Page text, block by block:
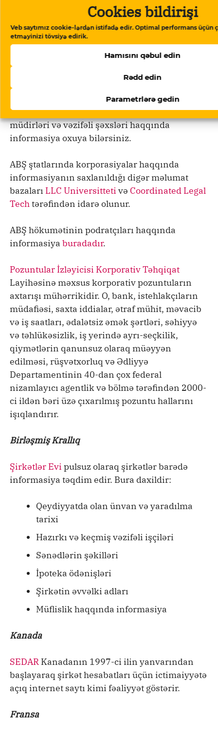
Cookies bildirişi
Veb saytımız cookie-lərdən istifadə edir. Optimal performans üçün
etməyinizi tövsiyə edirik.
Hamısını qəbul edin
Rədd edin
Parametrlərə gedin
Ştat Katiblərinin Milli Assosiasiyasısizə bütün
ABŞ ştat saytlarına giriş imkanı verir (ştatı
seçdikdən sonra səhifənin dibində kiçik
hərflərlə “online business services” tapın).
Burada siz Kaliforniyanınbizfile Onlinevə Nyu
Yorkun
Korporasiya və Biznes Müəssisələrinin
Məlumat Bazası
Bu ştat reyestrlərindən siz adətən şirkətin
yaradıldığı tarix, qeydiyyatda olan ünvanı,
müdirləri və vəzifəli şəxsləri haqqında
informasiya oxuya bilərsiniz.
ABŞ ştatlarında korporasiyalar haqqında
informasiyanın saxlanıldığı digər məlumat
bazaları LLC Universitteti və Coordinated Legal
Tech tərəfindən idarə olunur.
ABŞ hökumətinin podratçıları haqqında
informasiya buradadır.
Pozuntular İzləyicisi Korporativ Təhqiqat
Layihəsinə məxsus korporativ pozuntuların
axtarışı mühərrikidir. O, bank, istehlakçıların
müdafiəsi, saxta iddialar, ətraf mühit, məvacib
və iş saatları, ədalətsiz əmək şərtləri, səhiyyə
və təhlükəsizlik, iş yerində ayrı-seçkilik,
qiymətlərin qanunsuz olaraq müəyyən
edilməsi, rüşvətxorluq və Ədliyyə
Departamentinin 40-dan çox federal
nizamlayıcı agentlik və bölmə tərəfindən 2000-
ci ildən bəri üzə çıxarılmış pozuntu hallarını
işıqlandırır.
Birləşmiş Krallıq
Şirkətlər Evi pulsuz olaraq şirkətlər barədə
informasiya təqdim edir. Bura daxildir:
Qeydiyyatda olan ünvan və yaradılma
tarixi
Hazırkı və keçmiş vəzifəli işçiləri
Sənədlərin şəkilləri
İpoteka ödənişləri
Şirkətin əvvəlki adları
Müflislik haqqında informasiya
Kanada
SEDAR Kanadanın 1997-ci ilin yanvarından
başlayaraq şirkət hesabatları üçün ictimaiyyətə
açıq internet saytı kimi fəaliyyət göstərir.
Fransa